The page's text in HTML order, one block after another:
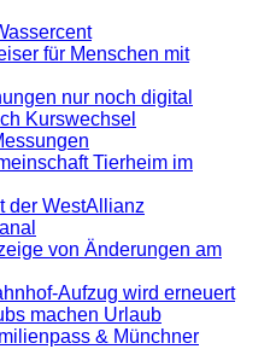
für Menschen mit
nur noch digital
Kurswechsel
Tierheim im
der WestAllianz
von Änderungen am
Aufzug wird erneuert
machen Urlaub
& Münchner